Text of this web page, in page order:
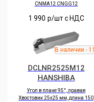
CNMA12 CNGG12
1 990 р/шт c НДС
DCLNR2525M12
HANSHIBA
Угол в плане 95°, правая
Хвостовик 25х25 мм, длина 150